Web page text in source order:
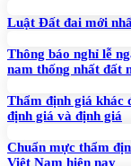
Luật Đất đai mới
Thông báo nghỉ lễ
nam thống nhất đất
Thẩm định giá khác
định giá và định giá
Chuẩn mực thẩm
Việt Nam hiện nay